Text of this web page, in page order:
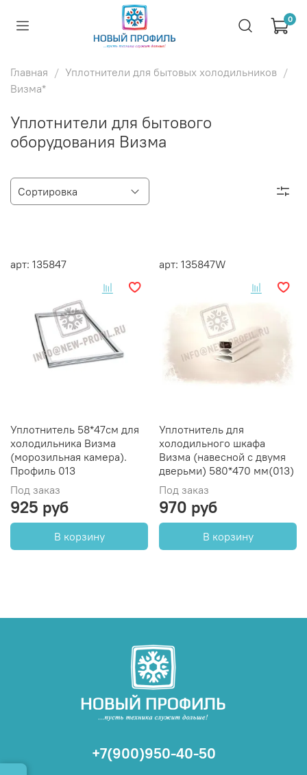
0
Главная
Уплотнители для бытовых холодильников
Визма*
Уплотнители для бытового
оборудования Визма
арт: 135847
Уплотнитель 58*47см для
холодильника Визма
(морозильная камера).
Профиль 013
Под заказ
925 руб
В корзину
арт: 135847W
Уплотнитель для
холодильного шкафа
Визма (навесной с двумя
дверьми) 580*470 мм(013)
Под заказ
970 руб
В корзину
+7(900)950-40-50